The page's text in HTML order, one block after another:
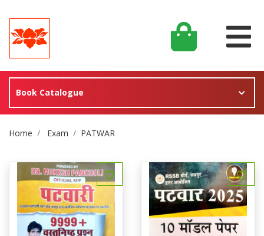
Book Catalogue
Site Breadcrumb
Home Exam PATWAR